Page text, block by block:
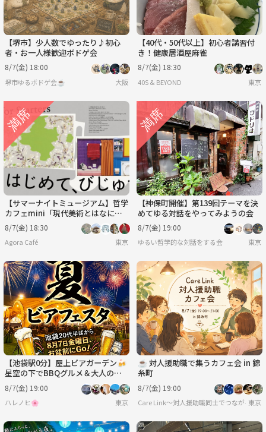
【堺市】少人数でゆったり♪初心
者・お一人様歓迎ボドゲ会
8/7(金) 18:00
堺市ゆるボドゲ会☕️ 大阪
【40代・50代以上】初心者講習付
き！健康居酒屋麻雀
8/7(金) 18:30
40S & BEYOND 東京
【サマーナイトミュージアム】哲学
カフェmini「現代美術とはなに
か」@東京現代美術館※年齢制限有
8/7(金) 18:30
Agora Café 東京
【神保町開催】第139回テーマを決
めてゆる対話をやってみようの会
8/7(金) 19:00
ゆるい哲学的な対話をする会 東京
【池袋駅0分】屋上ビアガーデン🍻
星空の下でBBQグルメ＆大人の遊
びでワイワイ楽しもう！【20代後
半〜50代前半】
8/7(金) 19:00
ハレノヒ🌸 東京
☕ 対人援助職で集うカフェ会 in 錦
糸町
8/7(金) 19:00
Care Link〜対人援助職同士でつながる輪〜
東京